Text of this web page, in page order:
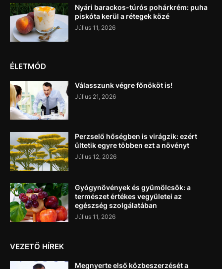
Nyári barackos-túrós pohárkrém: puha
piskóta kerül a rétegek közé
Július 11, 2026
ÉLETMÓD
Válasszunk végre főnököt is!
Július 21, 2026
Perzselő hőségben is virágzik: ezért
ültetik egyre többen ezt a növényt
Július 12, 2026
Gyógynövények és gyümölcsök: a
természet értékes vegyületei az
egészség szolgálatában
Július 11, 2026
VEZETŐ HÍREK
Megnyerte első közbeszerzését a